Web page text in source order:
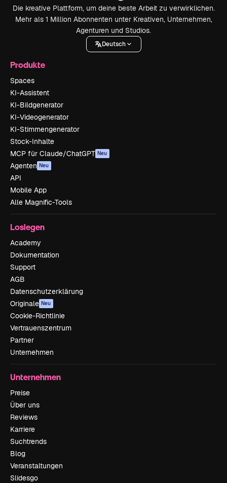
Die kreative Plattform, um deine beste Arbeit zu verwirklichen.
Mehr als 1 Million Abonnenten unter Kreativen, Unternehmen,
Agenturen und Studios.
Deutsch
Produkte
Spaces
KI-Assistent
KI-Bildgenerator
KI-Videogenerator
KI-Stimmengenerator
Stock-Inhalte
MCP für Claude/ChatGPT Neu
Agenten Neu
API
Mobile App
Alle Magnific-Tools
Loslegen
Academy
Dokumentation
Support
AGB
Datenschutzerklärung
Originale Neu
Cookie-Richtlinie
Vertrauenszentrum
Partner
Unternehmen
Unternehmen
Preise
Über uns
Reviews
Karriere
Suchtrends
Blog
Veranstaltungen
Slidesgo